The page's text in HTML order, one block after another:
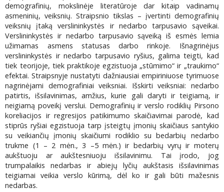
demografinių, mokslinėje literatūroje dar kitaip vadinamų
asmeninių, veiksnių. Straipsnio tikslas – įvertinti demografinių
veiksnių įtaką verslininkystės ir nedarbo tarpusavio sąveikai.
Verslininkystės ir nedarbo tarpusavio sąveiką iš esmės lemia
užimamas asmens statusas darbo rinkoje. Išnagrinėjus
verslininkystės ir nedarbo tarpusavio ryšius, galima teigti, kad
tiek teorijoje, tiek praktikoje egzistuoja „stūmimo“ ir „traukimo“
efektai. Straipsnyje nustatyti dažniausiai empiriniuose tyrimuose
nagrinėjami demografiniai veiksniai. Išskirti veiksniai: nedarbo
patirtis, išsilavinimas, amžius, kurie gali daryti ir teigiamą, ir
neigiamą poveikį verslui. Demografinių ir verslo rodiklių Pirsono
koreliacijos ir regresijos patikimumo skaičiavimai parodė, kad
stiprūs ryšiai egzistuoja tarp įsteigtų įmonių skaičiaus santykio
su veikiančių įmonių skaičiumi rodiklio su bedarbių nedarbo
trukme (1 – 2 mėn., 3 –5 mėn.) ir bedarbių vyrų ir moterų
aukštuoju ar aukštesniuoju išsilavinimu. Tai įrodo, jog
trumpalaikis nedarbas ir abiejų lyčių aukštasis išsilavinimas
teigiamai veikia verslo kūrimą, dėl ko ir gali būti mažesnis
nedarbas.